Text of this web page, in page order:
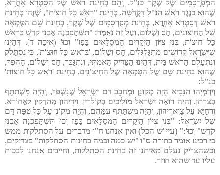
הַמְפֻרְסָמִים שֶׁל שֶׁקֶר כַּנַּ"ל. וְהֵם בְּחִינַת רֹאשׁ שֶׁל הַסִּטְרָא אָחֳרָא,
שֶׁהוּא כְּנֶגֶד רֹאשׁ הַנַּ"ל דִּקְדֻשָּׁה, בְּחִינַת "רֹאשׁ כָּל חוּצוֹת", שֶׁזֶּהוּ בְּחִינַת
רֹאשׁ דְּסִטְרָא אָחָרֳא, בְּחִינַת מְפֻרְסָמִים שֶׁל שֶׁקֶר, בְּחִינַת שֵׁם הַטֻּמְאָה
שֶׁל הַחִיצוֹנִים, חַס וְשָׁלוֹם, וְעַל זֶה נֶאֱמַר: "תִּשְׁתַּפֵּכְנָה אַבְנֵי קֹדֶשׁ בְּרֹאשׁ
כָּל חוּצוֹת, בְּנֵי צִיּוֹן הַיְקָרִים הַמְסֻלָּאִים בַּפָּז" וְכוּ' (אֵיכָה ד). דְּהַיְנוּ
שֶׁיִּשְֹרָאֵל קְדוֹשִׁים מִתְגַּלְגְּלִים, חַס וְשָׁלוֹם, 'בְּרֹאשׁ כָּל חוּצוֹת', כִּי נִסְתַּלֵּק
וְנִתְעַלֵּם הָרֹאשׁ בַּיִת, דְּהַיְנוּ הַצַּדִּיק הָאֲמִתִּי, וְנִתְגַּבֵּר, חַס וְשָׁלוֹם, הַהֵפֶךְ,
שֶׁהוּא בְּחִינַת שֵׁם שֶׁל הַטֻּמְאָה שֶׁל הַחִיצוֹנִים, בְּחִינַת 'רֹאשׁ כָּל חוּצוֹת'
כַּנַּ"ל:
וְיִרְמְיָהוּ הַנָּבִיא הָיָה מְקוֹנֵן וּמְחַבֵּב דַּם יִשְֹרָאֵל שֶׁנִּשְׁפַּךְ, וְהָיָה מִשְׁתַּתֵּף
בְּצָרָתָן, וְהָיָה רוֹאֶה יִשְֹרָאֵל מוֹלִיכִים בְּקוֹלָרִין, וִידֵיהוֹן מְהָדְקִין לַאֲחוֹרָא,
וְרֵחַיָּא עַל צַוְּארֵיהוֹן, וְהָיָה מִשְׁתַּתֵּף עִמָּהֶם, וְהָיָה מְקוֹנֵן עַל כָּל טִפָּה דָּם
שֶׁל יִשְֹרָאֵל: "בְּנֵי צִיּוֹן הַיְקָרִים הַמְסֻלָּאִים בַּפָּז וְכוּ' תִּשְׁתַּפֵּכְנָה אַבְנֵי
קֹדֶשׁ" וְכוּ':" (עיי"ש הכל) ואין אנחנו ח"ו מדברים על הסתלקות ממש
כי רבינו אומר בתורה ס"ו "יש כמה וכמה בחינות הסתלקות" בצדיקים,
וכשהצדיק נעלם מאיתנו זה בחינת הסתלקות, וחייבים אנחנו לבכות
עליו עד שהוא חוזר.